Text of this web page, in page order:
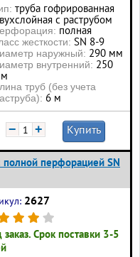
труба гофрированная
с раструбом
полная
жесткости: SN 8-9
наружный: 290 мм
внутренний: 250
труб (без учета
6 м
− + Купить
полной перфорацией SN
2627
Срок поставки 3-5